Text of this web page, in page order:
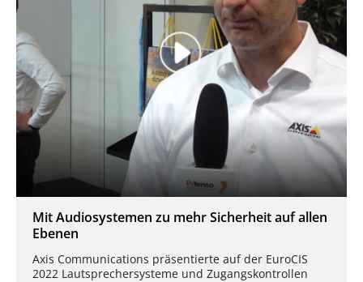
Mit Audiosystemen zu mehr Sicherheit auf allen
Ebenen
Axis Communications präsentierte auf der EuroCIS
2022 Lautsprechersysteme und Zugangskontrollen